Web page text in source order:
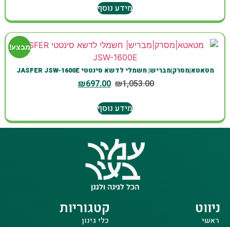
מידע נוסף
מבצע!
מטאטא|מסרק|מבריש| חשמלי לדשא סינטטי JASFER JSW-1600E
₪1,053.00
₪697.00
מידע נוסף
ניווט
ראשי
קטגוריות
כלי גינון